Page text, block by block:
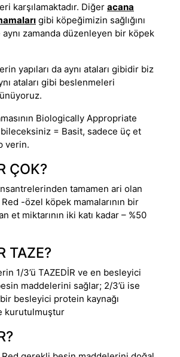
karşılamaktadır. Diğer acana
gibi köpeğimizin sağlığını
zamanda düzenleyen bir köpek
yapıları da aynı ataları gibidir biz
ataları gibi beslenmeleri
Biologically Appropriate
= Basit, sadece üç et
verin.
ÇOK?
tamamen ari olan
-özel köpek mamalarının bir
et miktarının iki katı kadar – %50
TAZE?
1/3’ü TAZEDİR ve en besleyici
maddelerini sağlar; 2/3’ü ise
besleyici protein kaynağı
kurutulmuştur